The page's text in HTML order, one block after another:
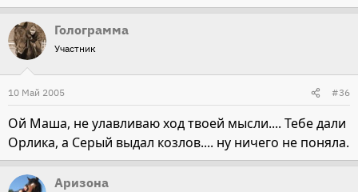
Голограмма
Участник
10 Май 2005 #36
Ой Маша, не улавливаю ход твоей мысли.... Тебе дали
Орлика, а Серый выдал козлов.... ну ничего не поняла.
Аризона